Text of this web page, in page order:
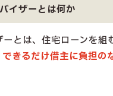
イザーとは何か
とは、住宅ローンを
できるだけ借主に負担の